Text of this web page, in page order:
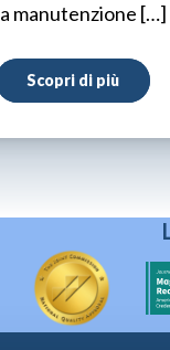
manutenzione […]
Scopri di più